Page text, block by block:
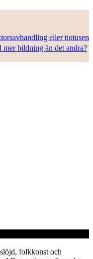
eller tiotusen
bildning än det andra?
folkkonst och